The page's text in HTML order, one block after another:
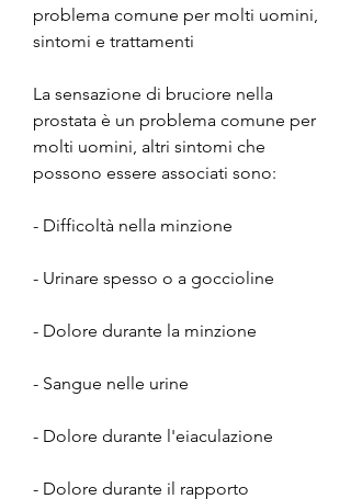
problema comune per molti uomini,
sintomi e trattamenti
La sensazione di bruciore nella
prostata è un problema comune per
molti uomini, altri sintomi che
possono essere associati sono:
- Difficoltà nella minzione
- Urinare spesso o a goccioline
- Dolore durante la minzione
- Sangue nelle urine
- Dolore durante l'eiaculazione
- Dolore durante il rapporto